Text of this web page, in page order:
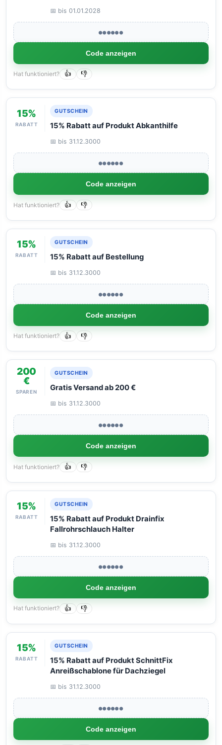
📅 bis 01.01.2028
●●●●●●
Code anzeigen
Hat funktioniert? 👍 👎
15%
RABATT
GUTSCHEIN
15% Rabatt auf Produkt Abkanthilfe
📅 bis 31.12.3000
●●●●●●
Code anzeigen
Hat funktioniert? 👍 👎
15%
RABATT
GUTSCHEIN
15% Rabatt auf Bestellung
📅 bis 31.12.3000
●●●●●●
Code anzeigen
Hat funktioniert? 👍 👎
200
€
SPAREN
GUTSCHEIN
Gratis Versand ab 200 €
📅 bis 31.12.3000
●●●●●●
Code anzeigen
Hat funktioniert? 👍 👎
15%
RABATT
GUTSCHEIN
15% Rabatt auf Produkt Drainfix
Fallrohrschlauch Halter
📅 bis 31.12.3000
●●●●●●
Code anzeigen
Hat funktioniert? 👍 👎
15%
RABATT
GUTSCHEIN
15% Rabatt auf Produkt SchnittFix
Anreißschablone für Dachziegel
📅 bis 31.12.3000
●●●●●●
Code anzeigen